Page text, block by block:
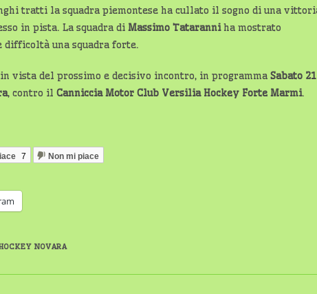
tratti la squadra piemontese ha cullato il sogno di una
in pista. La squadra di Massimo Tataranniha mostrato
difficoltà una squadra forte.
vista del prossimo e decisivo incontro, in programma Sabato 21
, contro il Canniccia Motor Club Versilia Hockey Forte Marmi.
7 Non mi piace
NOVARA